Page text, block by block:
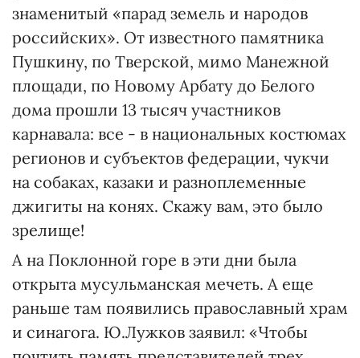
знаменитый «парад земель и народов
российских». От известного памятника
Пушкину, по Тверской, мимо Манежной
площади, по Новому Арбату до Белого
дома прошли 13 тысяч участников
карнавала: все - в национальных костюмах
регионов и субъектов федерации, чукчи
на собаках, казаки и разноплеменные
джигиты на конях. Скажу вам, это было
зрелище!
А на Поклонной горе в эти дни была
открыта мусульманская мечеть. А еще
раньше там появились православный храм
и синагога. Ю.Лужков заявил: «Чтобы